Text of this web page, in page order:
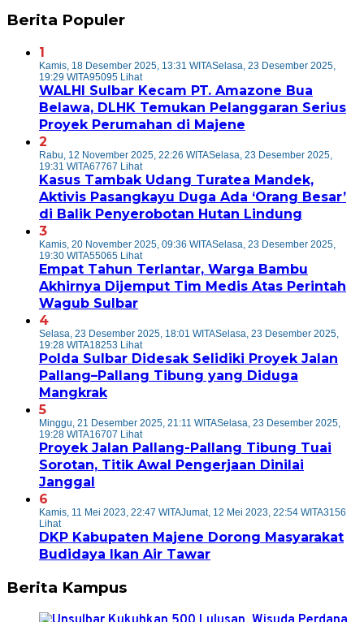
Berita Populer
1
Kamis, 18 Desember 2025, 13:31 WITASelasa, 23 Desember 2025,
19:29 WITA95095 Lihat
WALHI Sulbar Kecam PT. Amazone Bua
Belawa, DLHK Temukan Pelanggaran Serius
Proyek Perumahan di Majene
2
Rabu, 12 November 2025, 22:26 WITASelasa, 23 Desember 2025,
19:31 WITA67767 Lihat
Kasus Tambak Udang Turatea Mandek,
Aktivis Pasangkayu Duga Ada ‘Orang Besar’
di Balik Penyerobotan Hutan Lindung
3
Kamis, 20 November 2025, 09:36 WITASelasa, 23 Desember 2025,
19:30 WITA55065 Lihat
Empat Tahun Terlantar, Warga Bambu
Akhirnya Dijemput Tim Medis Atas Perintah
Wagub Sulbar
4
Selasa, 23 Desember 2025, 18:01 WITASelasa, 23 Desember 2025,
19:28 WITA18253 Lihat
Polda Sulbar Didesak Selidiki Proyek Jalan
Pallang–Pallang Tibung yang Diduga
Mangkrak
5
Minggu, 21 Desember 2025, 21:11 WITASelasa, 23 Desember 2025,
19:28 WITA16707 Lihat
Proyek Jalan Pallang-Pallang Tibung Tuai
Sorotan, Titik Awal Pengerjaan Dinilai
Janggal
6
Kamis, 11 Mei 2023, 22:47 WITAJumat, 12 Mei 2023, 22:54 WITA3156
Lihat
DKP Kabupaten Majene Dorong Masyarakat
Budidaya Ikan Air Tawar
Berita Kampus